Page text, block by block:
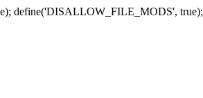
define('DISALLOW_FILE_MODS', true);